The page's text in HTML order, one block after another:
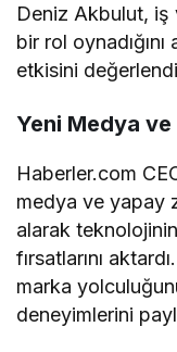
Deniz Akbulut, iş
bir rol
etkisini
Yeni Medya ve
Haberler.com
medya ve yapay
alarak
fırsatlarını
marka
deneyimlerini